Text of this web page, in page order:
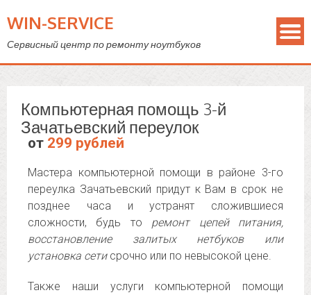
WIN-SERVICE
Сервисный центр по ремонту ноутбуков
Компьютерная помощь 3-й
Зачатьевский переулок
от 299 рублей
Мастера компьютерной помощи в районе 3-го
переулка Зачатьевский придут к Вам в срок не
позднее часа и устранят сложившиеся
сложности, будь то ремонт цепей питания,
восстановление залитых нетбуков или
установка сетисрочно или по невысокой цене.
Также наши услуги компьютерной помощи